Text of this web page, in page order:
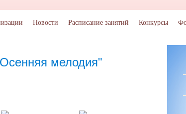
мелодия"
Новости Расписание занятий Конкурсы